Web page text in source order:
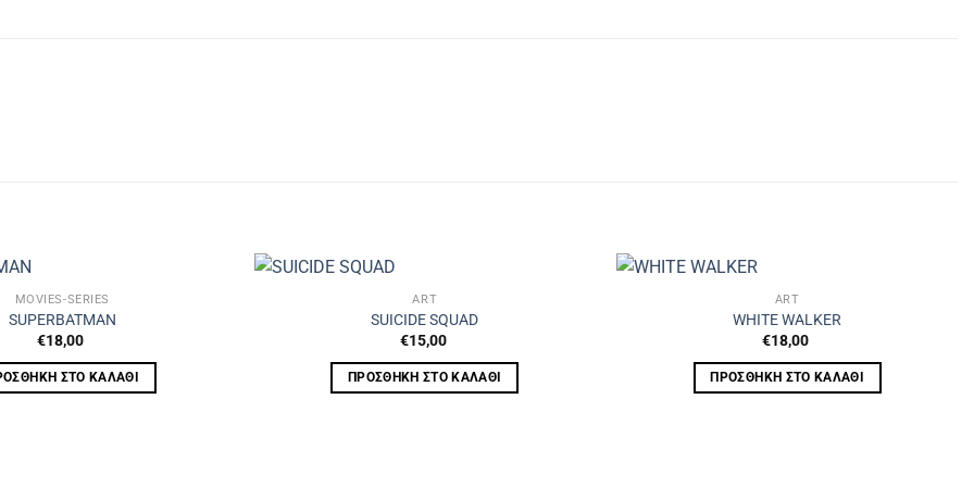
MOVIES-SERIES
SUPERBATMAN
€18,00
ΣΤΟ ΚΑΛΆΘΙ
ART
SUICIDE SQUAD
€15,00
ΠΡΟΣΘΉΚΗ ΣΤΟ ΚΑΛΆΘΙ
ART
WHITE WALKER
€18,00
ΠΡΟΣΘΉΚΗ ΣΤΟ ΚΑΛΆΘΙ